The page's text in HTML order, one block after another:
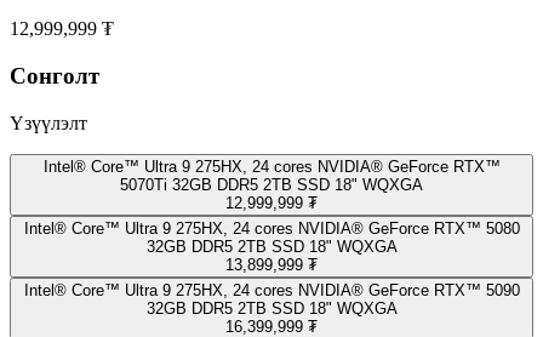
12,999,999 ₮
Сонголт
Үзүүлэлт
Intel® Core™ Ultra 9 275HX, 24 cores NVIDIA® GeForce RTX™
5070Ti 32GB DDR5 2TB SSD 18" WQXGA
12,999,999 ₮
Intel® Core™ Ultra 9 275HX, 24 cores NVIDIA® GeForce RTX™ 5080
32GB DDR5 2TB SSD 18" WQXGA
13,899,999 ₮
Intel® Core™ Ultra 9 275HX, 24 cores NVIDIA® GeForce RTX™ 5090
32GB DDR5 2TB SSD 18" WQXGA
16,399,999 ₮